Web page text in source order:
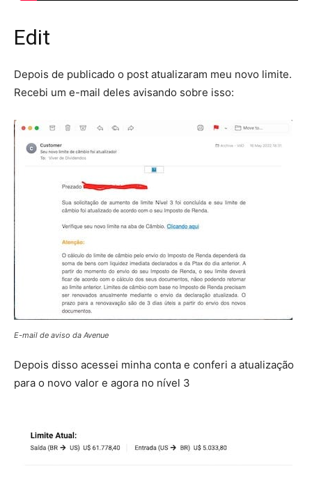
Edit
Depois de publicado o post atualizaram meu novo limite.
Recebi um e-mail deles avisando sobre isso:
E-mail de aviso da Avenue
Depois disso acessei minha conta e conferi a atualização
para o novo valor e agora no nível 3